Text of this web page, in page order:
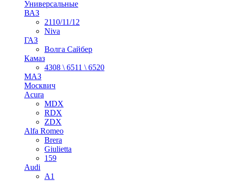
Универсальные
ВАЗ
2110/11/12
Niva
ГАЗ
Волга Сайбер
Камаз
4308 \ 6511 \ 6520
МАЗ
Москвич
Acura
MDX
RDX
ZDX
Alfa Romeo
Brera
Giulietta
159
Audi
A1